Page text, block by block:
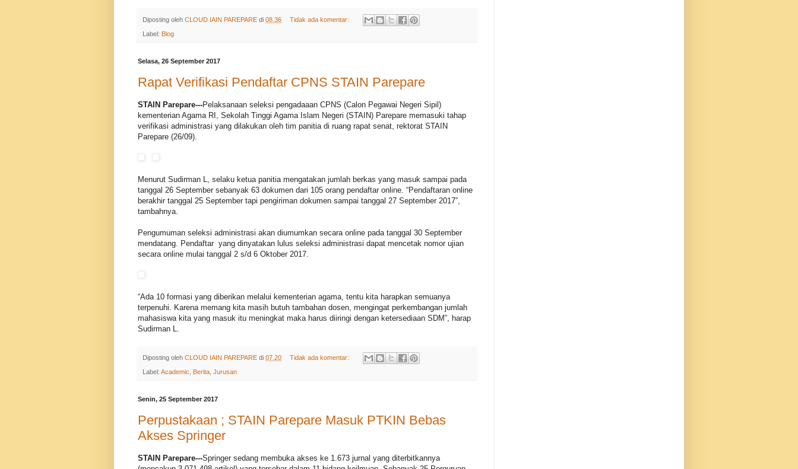
Diposting oleh CLOUD IAIN PAREPARE di 08.36 Tidak ada komentar:
Label: Blog
Selasa, 26 September 2017
Rapat Verifikasi Pendaftar CPNS STAIN Parepare
STAIN Parepare---Pelaksanaan seleksi pengadaaan CPNS (Calon Pegawai Negeri Sipil)
kementerian Agama RI, Sekolah Tinggi Agama Islam Negeri (STAIN) Parepare memasuki tahap
verifikasi administrasi yang dilakukan oleh tim panitia di ruang rapat senat, rektorat STAIN
Parepare (26/09).
Menurut Sudirman L, selaku ketua panitia mengatakan jumlah berkas yang masuk sampai pada
tanggal 26 September sebanyak 63 dokumen dari 105 orang pendaftar online. “Pendaftaran online
berakhir tanggal 25 September tapi pengiriman dokumen sampai tanggal 27 September 2017”,
tambahnya.
Pengumuman seleksi administrasi akan diumumkan secara online pada tanggal 30 September
mendatang. Pendaftar yang dinyatakan lulus seleksi administrasi dapat mencetak nomor ujian
secara online mulai tanggal 2 s/d 6 Oktober 2017.
“Ada 10 formasi yang diberikan melalui kementerian agama, tentu kita harapkan semuanya
terpenuhi. Karena memang kita masih butuh tambahan dosen, mengingat perkembangan jumlah
mahasiswa kita yang masuk itu meningkat maka harus diiringi dengan ketersediaan SDM”, harap
Sudirman L.
Diposting oleh CLOUD IAIN PAREPARE di 07.20 Tidak ada komentar:
Label: Academic Berita Jurusan
Senin, 25 September 2017
Perpustakaan ; STAIN Parepare Masuk PTKIN Bebas
Akses Springer
STAIN Parepare---Springer sedang membuka akses ke 1.673 jurnal yang diterbitkannya